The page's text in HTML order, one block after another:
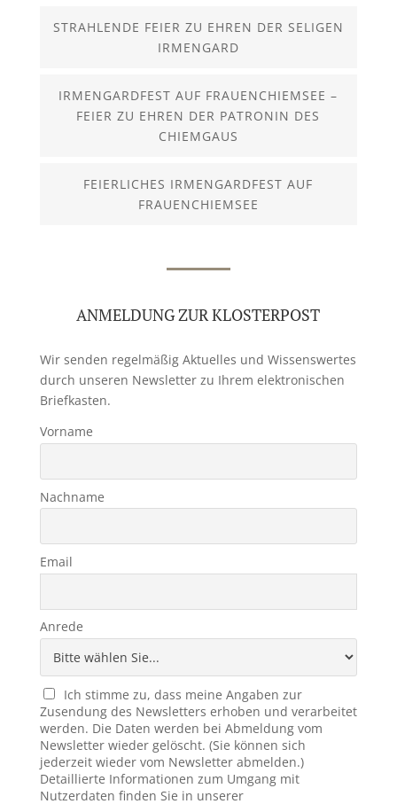
STRAHLENDE FEIER ZU EHREN DER SELIGEN
IRMENGARD
IRMENGARDFEST AUF FRAUENCHIEMSEE –
FEIER ZU EHREN DER PATRONIN DES
CHIEMGAUS
FEIERLICHES IRMENGARDFEST AUF
FRAUENCHIEMSEE
ANMELDUNG ZUR KLOSTERPOST
Wir senden regelmäßig Aktuelles und Wissenswertes
durch unseren Newsletter zu Ihrem elektronischen
Briefkasten.
Vorname
Nachname
Email
Anrede
Ich stimme zu, dass meine Angaben zur
Zusendung des Newsletters erhoben und verarbeitet
werden. Die Daten werden bei Abmeldung vom
Newsletter wieder gelöscht. (Sie können sich
jederzeit wieder vom Newsletter abmelden.)
Detaillierte Informationen zum Umgang mit
Nutzerdaten finden Sie in unserer